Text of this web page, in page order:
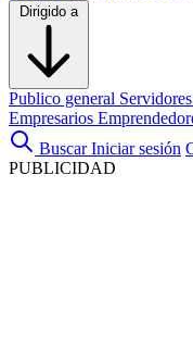
Dirigido a
Publico general
Empresarios
Buscar Iniciar sesión
PUBLICIDAD